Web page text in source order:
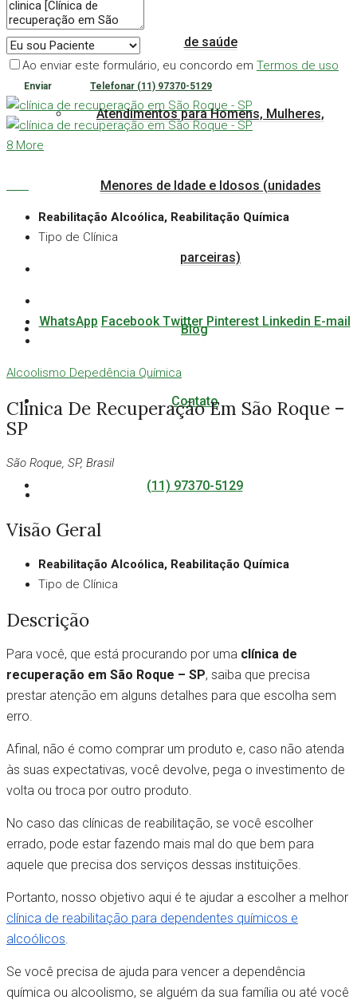
de saúde
Atendimentos para Homens, Mulheres,
Menores de Idade e Idosos (unidades
parceiras)
Blog
Contato
(11) 97370-5129
Ao enviar este formulário, eu concordo em Termos de uso
Enviar Telefonar (11) 97370-5129
8 More
Reabilitação Alcoólica, Reabilitação Química
Tipo de Clínica
WhatsApp FacebookTwitter Pinterest Linkedin E-mail
Alcoolismo Depedência Química
Clínica De Recuperação Em São Roque –
SP
São Roque, SP, Brasil
Visão Geral
Reabilitação Alcoólica, Reabilitação Química
Tipo de Clínica
Descrição
Para você, que está procurando por uma clínica de
recuperação em São Roque – SP, saiba que precisa
prestar atenção em alguns detalhes para que escolha sem
erro.
Afinal, não é como comprar um produto e, caso não atenda
às suas expectativas, você devolve, pega o investimento de
volta ou troca por outro produto.
No caso das clínicas de reabilitação, se você escolher
errado, pode estar fazendo mais mal do que bem para
aquele que precisa dos serviços dessas instituições.
Portanto, nosso objetivo aqui é te ajudar a escolher a melhor
clínica de reabilitação para dependentes químicos e
alcoólicos.
Se você precisa de ajuda para vencer a dependência
química ou alcoolismo, se alguém da sua família ou até você